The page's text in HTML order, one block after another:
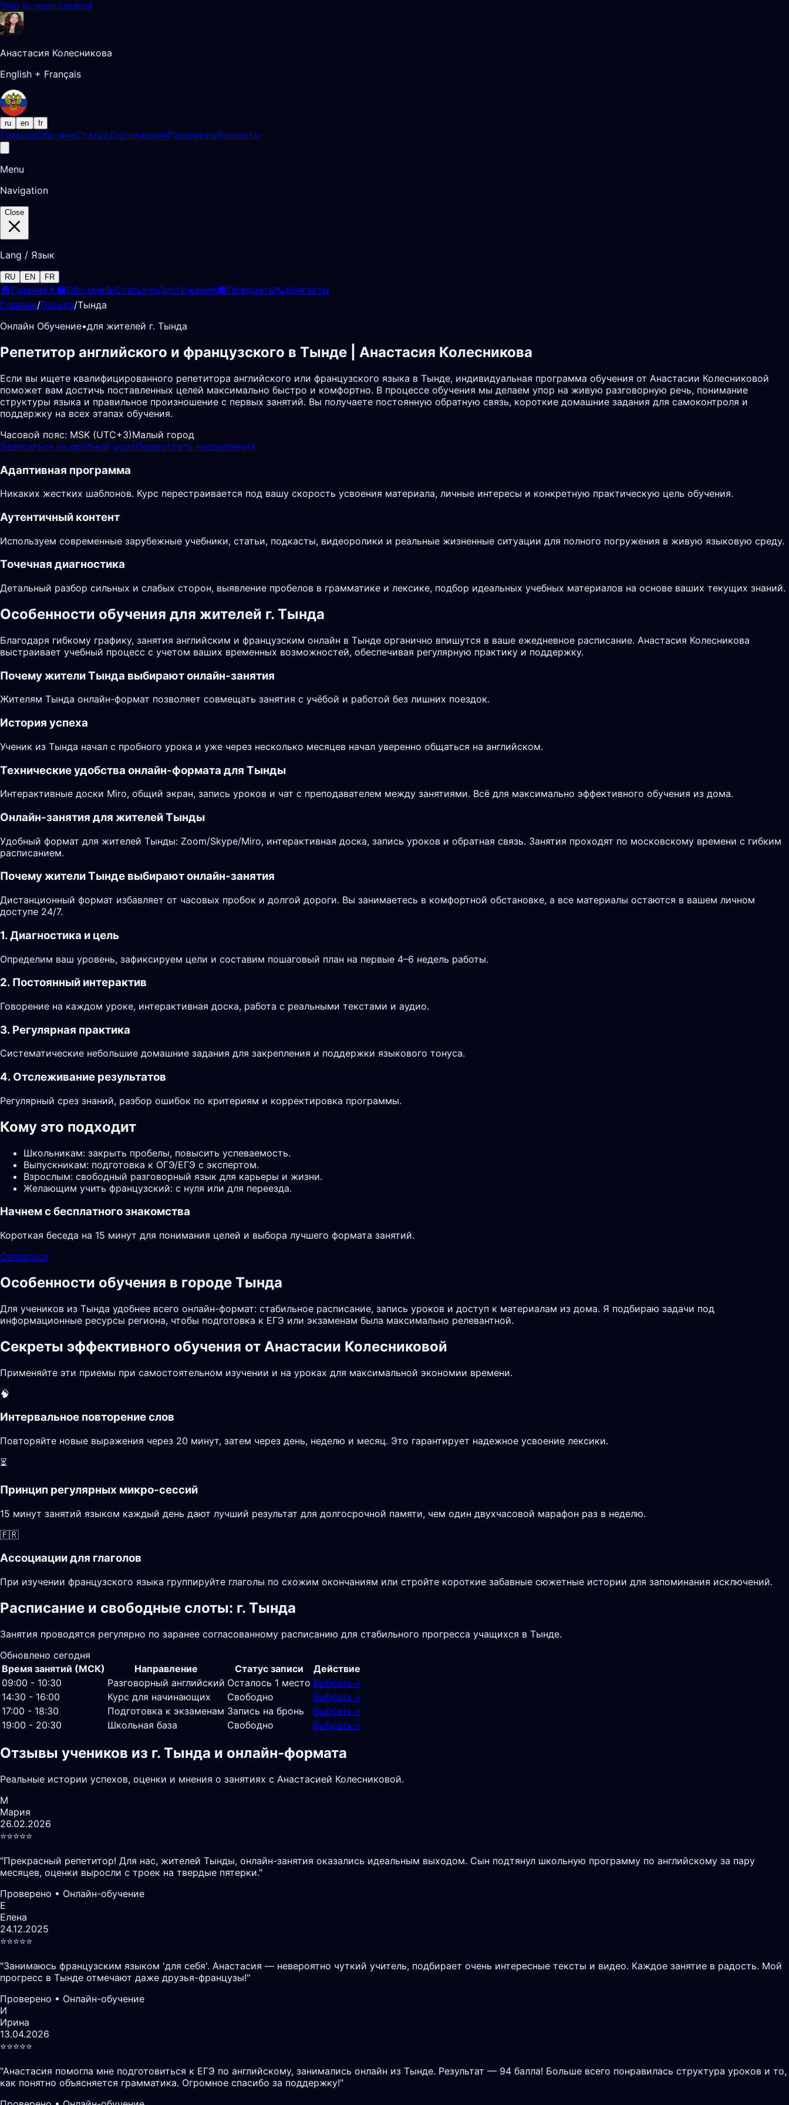
Skip to main content
Анастасия Колесникова
English + Français
ru en fr
ГлавнаяОбо мнеСтатьиДостиженияПредметыКонтакты
Menu
Navigation
Close
Lang / Язык
RU EN FR
🏠Главная 👩‍🏫Обо мне📝Статьи📜Достижения🎓Предметы📞Контакты
Главная/Города/Тында
Онлайн Обучение•для жителей г. Тында
Репетитор английского и французского в Тынде | Анастасия Колесникова
Если вы ищете квалифицированного репетитора английского или французского языка в Тынде, индивидуальная программа обучения от Анастасии Колесниковой
поможет вам достичь поставленных целей максимально быстро и комфортно. В процессе обучения мы делаем упор на живую разговорную речь, понимание
структуры языка и правильное произношение с первых занятий. Вы получаете постоянную обратную связь, короткие домашние задания для самоконтроля и
поддержку на всех этапах обучения.
Часовой пояс: MSK (UTC+3)Малый город
Записаться на пробный урокПосмотреть направления
Адаптивная программа
Никаких жестких шаблонов. Курс перестраивается под вашу скорость усвоения материала, личные интересы и конкретную практическую цель обучения.
Аутентичный контент
Используем современные зарубежные учебники, статьи, подкасты, видеоролики и реальные жизненные ситуации для полного погружения в живую языковую среду.
Точечная диагностика
Детальный разбор сильных и слабых сторон, выявление пробелов в грамматике и лексике, подбор идеальных учебных материалов на основе ваших текущих знаний.
Особенности обучения для жителей г. Тында
Благодаря гибкому графику, занятия английским и французским онлайн в Тынде органично впишутся в ваше ежедневное расписание. Анастасия Колесникова
выстраивает учебный процесс с учетом ваших временных возможностей, обеспечивая регулярную практику и поддержку.
Почему жителиТында выбирают онлайн-занятия
Жителям Тында онлайн-формат позволяет совмещать занятия с учёбой и работой без лишних поездок.
История успеха
Ученик из Тында начал с пробного урока и уже через несколько месяцев начал уверенно общаться на английском.
Технические удобства онлайн-формата для Тынды
Интерактивные доски Miro, общий экран, запись уроков и чат с преподавателем между занятиями. Всё для максимально эффективного обучения из дома.
Онлайн-занятия для жителей Тынды
Удобный формат для жителей Тынды: Zoom/Skype/Miro, интерактивная доска, запись уроков и обратная связь. Занятия проходят по московскому времени с гибким
расписанием.
Почему жители Тынде выбирают онлайн-занятия
Дистанционный формат избавляет от часовых пробок и долгой дороги. Вы занимаетесь в комфортной обстановке, а все материалы остаются в вашем личном
доступе 24/7.
1. Диагностика и цель
Определим ваш уровень, зафиксируем цели и составим пошаговый план на первые 4–6 недель работы.
2. Постоянный интерактив
Говорение на каждом уроке, интерактивная доска, работа с реальными текстами и аудио.
3. Регулярная практика
Систематические небольшие домашние задания для закрепления и поддержки языкового тонуса.
4. Отслеживание результатов
Регулярный срез знаний, разбор ошибок по критериям и корректировка программы.
Кому это подходит
Школьникам: закрыть пробелы, повысить успеваемость.
Выпускникам: подготовка к ОГЭ/ЕГЭ с экспертом.
Взрослым: свободный разговорный язык для карьеры и жизни.
Желающим учить французский: с нуля или для переезда.
Начнем с бесплатного знакомства
Короткая беседа на 15 минут для понимания целей и выбора лучшего формата занятий.
Связаться
Особенности обучения в городе Тында
Для учеников из Тында удобнее всего онлайн-формат: стабильное расписание, запись уроков и доступ к материалам из дома. Я подбираю задачи под
информационные ресурсы региона, чтобы подготовка к ЕГЭ или экзаменам была максимально релевантной.
Секреты эффективного обучения от Анастасии Колесниковой
Применяйте эти приемы при самостоятельном изучении и на уроках для максимальной экономии времени.
🧠
Интервальное повторение слов
Повторяйте новые выражения через 20 минут, затем через день, неделю и месяц. Это гарантирует надежное усвоение лексики.
⏳
Принцип регулярных микро-сессий
15 минут занятий языком каждый день дают лучший результат для долгосрочной памяти, чем один двухчасовой марафон раз в неделю.
🇫🇷
Ассоциации для глаголов
При изучении французского языка группируйте глаголы по схожим окончаниям или стройте короткие забавные сюжетные истории для запоминания исключений.
Расписание и свободные слоты: г. Тында
Занятия проводятся регулярно по заранее согласованному расписанию для стабильного прогресса учащихся в Тынде.
Обновлено сегодня
Время занятий (МСК)
Направление Статус записи
Действие
09:00 - 10:30
Разговорный английский Осталось 1 место Выбрать→
14:30 - 16:00
Курс для начинающих Свободно Выбрать→
17:00 - 18:30
Подготовка к экзаменам Запись на бронь Выбрать→
19:00 - 20:30
Школьная база Свободно Выбрать→
Отзывы учеников из г. Тында и онлайн-формата
Реальные истории успехов, оценки и мнения о занятиях с Анастасией Колесниковой.
М
Мария
26.02.2026
⭐️⭐️⭐️⭐️⭐️
"Прекрасный репетитор! Для нас, жителей Тынды, онлайн-занятия оказались идеальным выходом. Сын подтянул школьную программу по английскому за пару
месяцев, оценки выросли с троек на твердые пятерки."
Проверено • Онлайн-обучение
Е
Елена
24.12.2025
⭐️⭐️⭐️⭐️⭐️
"Занимаюсь французским языком 'для себя'. Анастасия — невероятно чуткий учитель, подбирает очень интересные тексты и видео. Каждое занятие в радость. Мой
прогресс в Тынде отмечают даже друзья-французы!"
Проверено • Онлайн-обучение
И
Ирина
13.04.2026
⭐️⭐️⭐️⭐️⭐️
"Анастасия помогла мне подготовиться к ЕГЭ по английскому, занимались онлайн из Тынде. Результат — 94 балла! Больше всего понравилась структура уроков и то,
как понятно объясняется грамматика. Огромное спасибо за поддержку!"